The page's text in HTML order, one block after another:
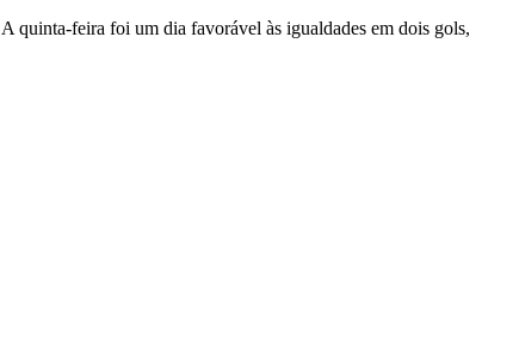
quinta-feira foi um dia favorável às igualdades em dois gols,